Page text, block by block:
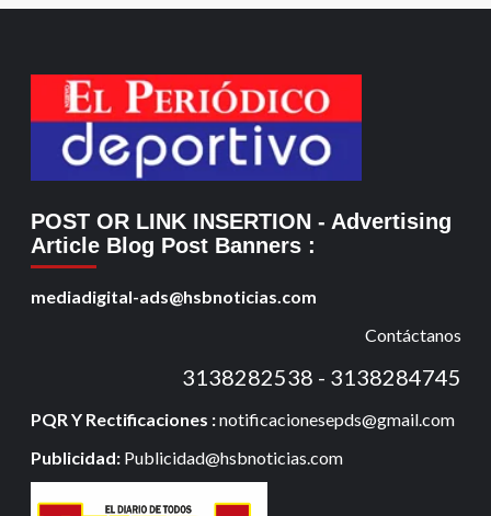
POST OR LINK INSERTION - Advertising
Article Blog Post Banners :
mediadigital-ads@hsbnoticias.com
Contáctanos
3138282538 - 3138284745
PQR Y Rectificaciones :notificacionesepds@gmail.com
Publicidad: Publicidad@hsbnoticias.com